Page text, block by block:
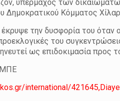
υπέρμαχος των
Δημοκρατικού Κόμματος
την δυσφορία του όταν
του
ως επιδοκιμασία
international/